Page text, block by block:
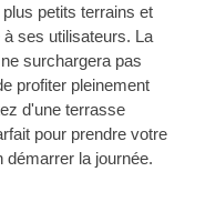
petits terrains et
ses utilisateurs. La
surchargera pas
profiter pleinement
d'une terrasse
pour prendre votre
démarrer la journée.